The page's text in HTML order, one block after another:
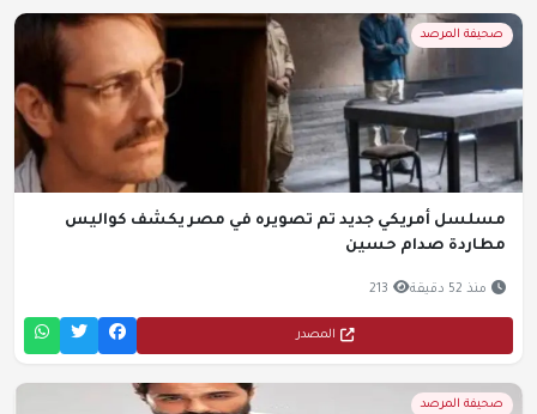
صحيفة المرصد
أمريكي جديد تم تصويره في مصر يكشف كواليس
صدام حسين
منذ 52 دقيقة 213
المصدر
صحيفة المرصد